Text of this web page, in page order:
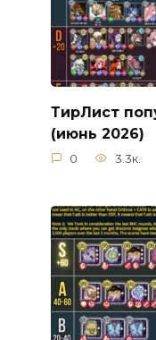
ТирЛист
(июнь 2026)
0 3.3к.